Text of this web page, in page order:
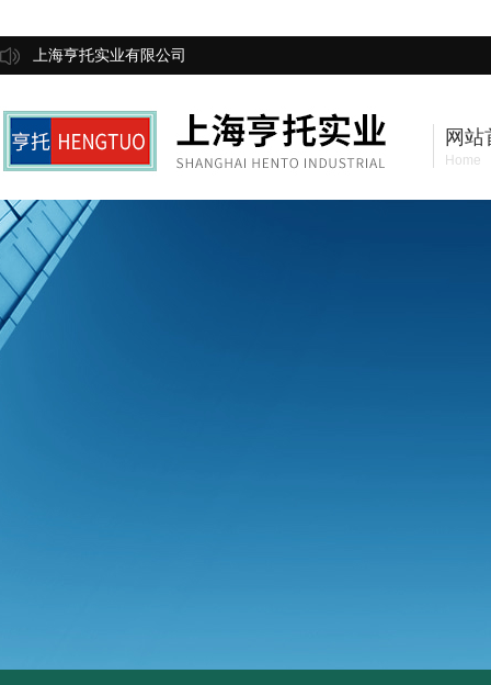
上海亨托实业有限公司
网站
Home